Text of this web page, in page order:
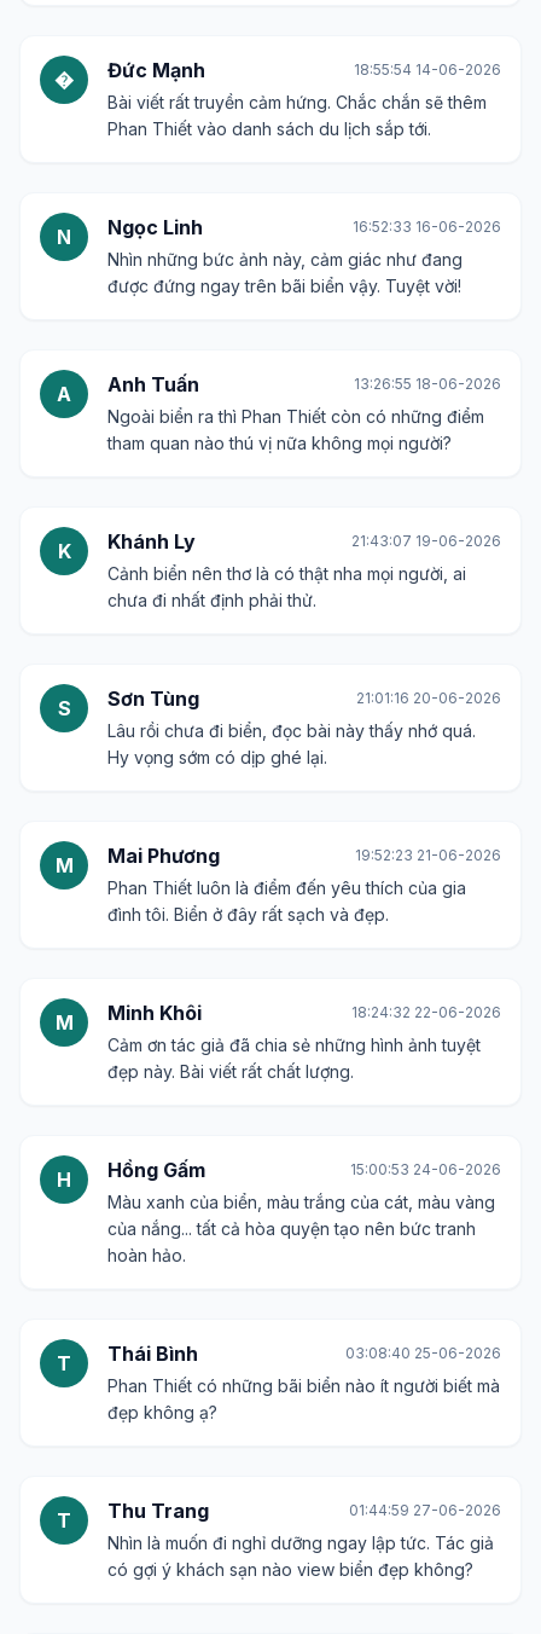
� Đức Mạnh 18:55:54 14-06-2026
Bài viết rất truyền cảm hứng. Chắc chắn sẽ thêm
Phan Thiết vào danh sách du lịch sắp tới.
N Ngọc Linh 16:52:33 16-06-2026
Nhìn những bức ảnh này, cảm giác như đang
được đứng ngay trên bãi biển vậy. Tuyệt vời!
A Anh Tuấn 13:26:55 18-06-2026
Ngoài biển ra thì Phan Thiết còn có những điểm
tham quan nào thú vị nữa không mọi người?
K Khánh Ly 21:43:07 19-06-2026
Cảnh biển nên thơ là có thật nha mọi người, ai
chưa đi nhất định phải thử.
S Sơn Tùng 21:01:16 20-06-2026
Lâu rồi chưa đi biển, đọc bài này thấy nhớ quá.
Hy vọng sớm có dịp ghé lại.
M Mai Phương 19:52:23 21-06-2026
Phan Thiết luôn là điểm đến yêu thích của gia
đình tôi. Biển ở đây rất sạch và đẹp.
M Minh Khôi 18:24:32 22-06-2026
Cảm ơn tác giả đã chia sẻ những hình ảnh tuyệt
đẹp này. Bài viết rất chất lượng.
H Hồng Gấm 15:00:53 24-06-2026
Màu xanh của biển, màu trắng của cát, màu vàng
của nắng... tất cả hòa quyện tạo nên bức tranh
hoàn hảo.
T Thái Bình 03:08:40 25-06-2026
Phan Thiết có những bãi biển nào ít người biết mà
đẹp không ạ?
T Thu Trang 01:44:59 27-06-2026
Nhìn là muốn đi nghỉ dưỡng ngay lập tức. Tác giả
có gợi ý khách sạn nào view biển đẹp không?